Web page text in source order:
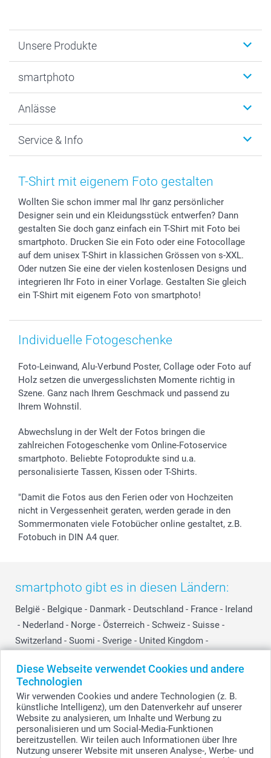
Diese Webseite verwendet Cookies und andere
Technologien
Wir verwenden Cookies und andere Technologien (z. B.
künstliche Intelligenz), um den Datenverkehr auf unserer
Website zu analysieren, um Inhalte und Werbung zu
personalisieren und um Social-Media-Funktionen
bereitzustellen. Wir teilen auch Informationen über Ihre
Nutzung unserer Website mit unseren Analyse-, Werbe- und
Unsere Produkte
Fotogeschenke
MyNameBook
Fotoabzüge, Fotos als Buch & Poster
Zubehör & Material
Foto-Kalender & Agenden
Sticker & Etiketten
Geschenk-Gutscheine (PDF)
smartphoto
Warum smartphoto
Datenschutz
AGB
Presse
Partnerprogramme
Investor Relations
B2B smartbusiness
Widerrufsrecht
Anlässe
Neujahr
Muttertag
Kommunion & Konfirmation
Hochzeit
Geburtstag
Geburt
Zu allen Anlässen
Service & Info
Anmelden /Registrieren
Preise und Versandkosten
Lieferfristen
72h Lieferung
Zahlungsmöglichkeiten
Sitemap
Status der Bestellung
smartfriends
smartgarantie
smartbonus
T-Shirt mit eigenem Foto gestalten
Wollten Sie schon immer mal Ihr ganz persönlicher
Designer sein und ein Kleidungsstück entwerfen? Dann
gestalten Sie doch ganz einfach ein T-Shirt mit Foto bei
smartphoto. Drucken Sie ein Foto oder eine Fotocollage
auf dem unisex T-Shirt in klassichen Grössen von s-XXL.
Oder nutzen Sie eine der vielen kostenlosen Designs und
integrieren Ihr Foto in einer Vorlage. Gestalten Sie gleich
ein T-Shirt mit eigenem Foto von smartphoto!
Individuelle Fotogeschenke
Foto-Leinwand, Alu-Verbund Poster, Collage oder Foto auf
Holz setzen die unvergesslichsten Momente richtig in
Szene. Ganz nach Ihrem Geschmack und passend zu
Ihrem Wohnstil.
Abwechslung in der Welt der Fotos bringen die
zahlreichen Fotogeschenke vom Online-Fotoservice
smartphoto. Beliebte Fotoprodukte sind u.a.
personalisierte Tassen, Kissen oder T-Shirts.
"Damit die Fotos aus den Ferien oder von Hochzeiten
nicht in Vergessenheit geraten, werden gerade in den
Sommermonaten viele Fotobücher online gestaltet, z.B.
Fotobuch in DIN A4 quer.
smartphoto gibt es in diesen Ländern:
België - Belgique - Danmark - Deutschland - France - Ireland
- Nederland - Norge - Österreich - Schweiz - Suisse -
Switzerland - Suomi - Sverige - United Kingdom -
Other Countries
© smartphoto Group. Alle Rechte vorbehalten.
Alle Preise verstehen sich in EURO (€) inkl. MwSt. und zzgl. Versandkosten.